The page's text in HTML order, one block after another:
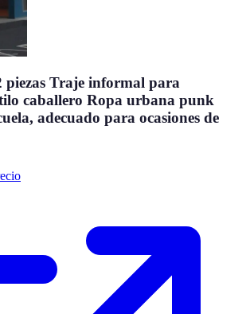
piezas Traje informal para
caballero Ropa urbana punk
adecuado para ocasiones de